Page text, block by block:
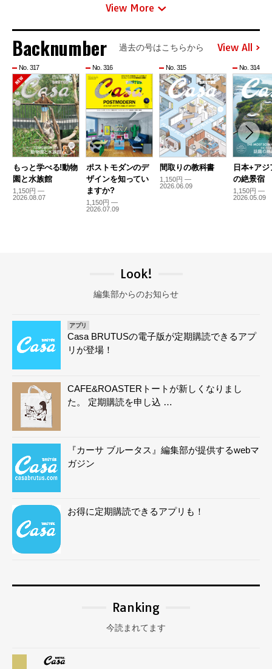
View More
Backnumber 過去の号はこちらから View All
No. 317
もっと学べる!動物
園と水族館
1,150円 —
2026.08.07
No. 316
ポストモダンのデ
ザインを知ってい
ますか?
1,150円 —
2026.07.09
No. 315
間取りの教科書
1,150円 —
2026.06.09
No. 314
日本+アジ
の絶景宿
1,150円 —
2026.05.09
Look!
編集部からのお知らせ
アプリ
Casa BRUTUSの電子版が定期購読できるアプ
リが登場！
CAFE&ROASTERトートが新しくなりまし
た。 定期購読を申し込 …
『カーサ ブルータス』編集部が提供するwebマ
ガジン
お得に定期購読できるアプリも！
Ranking
今読まれてます